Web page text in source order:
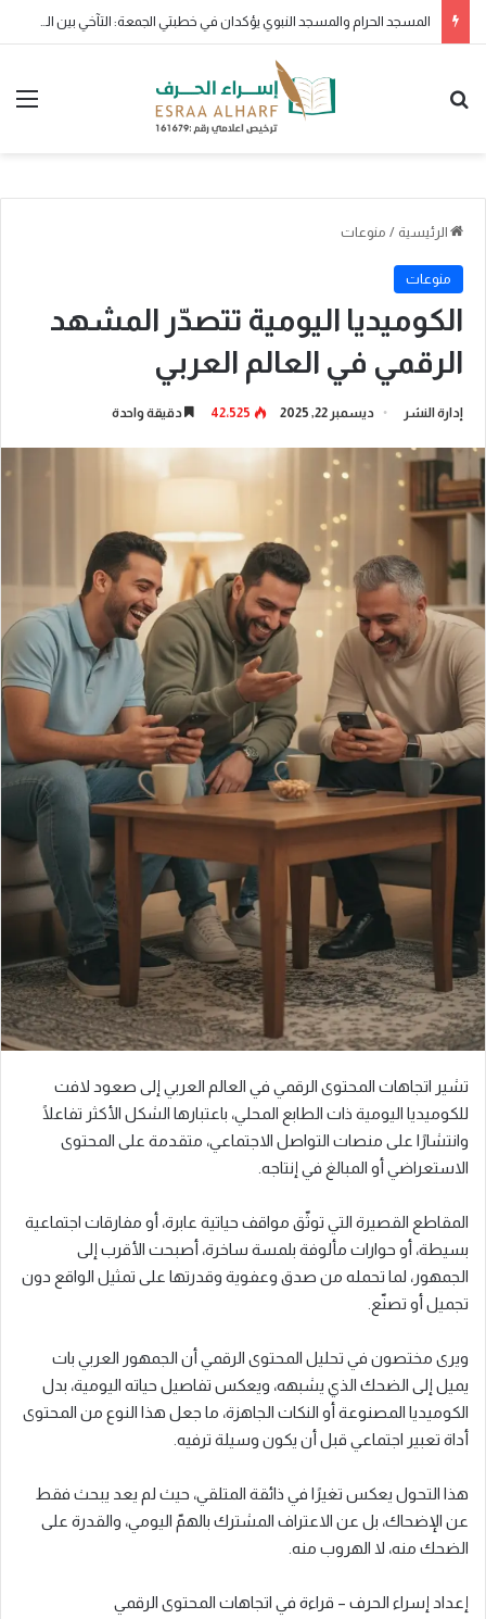
ولو بشق تمرة
الرئيسية / منوعات
منوعات
الكوميديا اليومية تتصدّر المشهد
الرقمي في العالم العربي
إدارة النشر ديسمبر 22, 2025 42٬525 دقيقة واحدة
تشير اتجاهات المحتوى الرقمي في العالم العربي إلى صعود لافت
للكوميديا اليومية ذات الطابع المحلي، باعتبارها الشكل الأكثر تفاعلًا
وانتشارًا على منصات التواصل الاجتماعي، متقدمة على المحتوى
الاستعراضي أو المبالغ في إنتاجه.
المقاطع القصيرة التي توثّق مواقف حياتية عابرة، أو مفارقات اجتماعية
بسيطة، أو حوارات مألوفة بلمسة ساخرة، أصبحت الأقرب إلى
الجمهور، لما تحمله من صدق وعفوية وقدرتها على تمثيل الواقع دون
تجميل أو تصنّع.
ويرى مختصون في تحليل المحتوى الرقمي أن الجمهور العربي بات
يميل إلى الضحك الذي يشبهه، ويعكس تفاصيل حياته اليومية، بدل
الكوميديا المصنوعة أو النكات الجاهزة، ما جعل هذا النوع من المحتوى
أداة تعبير اجتماعي قبل أن يكون وسيلة ترفيه.
هذا التحول يعكس تغيرًا في ذائقة المتلقي، حيث لم يعد يبحث فقط
عن الإضحاك، بل عن الاعتراف المشترك بالهمّ اليومي، والقدرة على
الضحك منه، لا الهروب منه.
إعداد إسراء الحرف – قراءة في اتجاهات المحتوى الرقمي